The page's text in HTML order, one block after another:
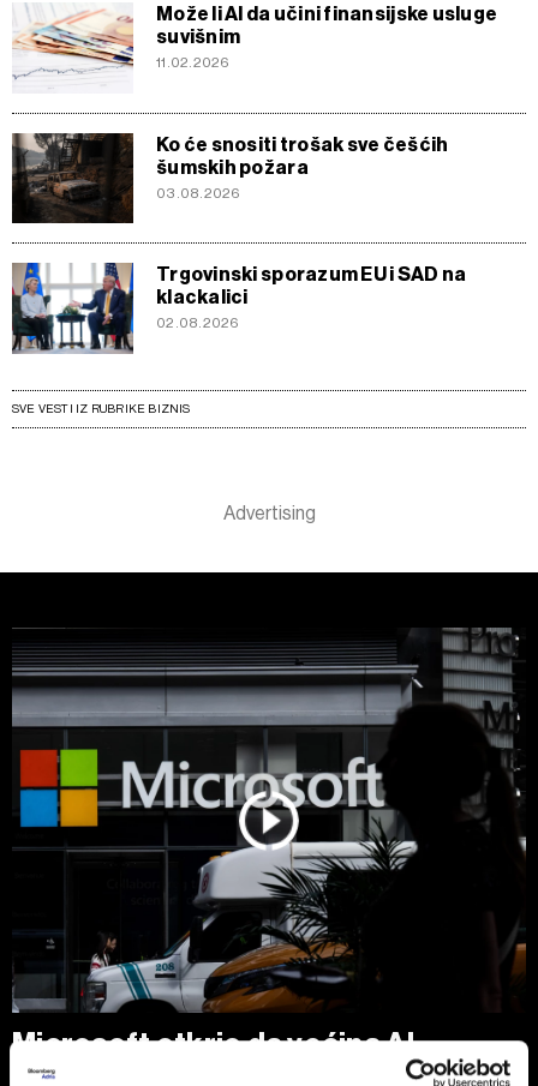
Može li AI da učini finansijske usluge
suvišnim
11.02.2026
Ko će snositi trošak sve češćih
šumskih požara
03.08.2026
Trgovinski sporazum EU i SAD na
klackalici
02.08.2026
SVE VESTI IZ RUBRIKE BIZNIS
Microsoft otkrio da većina AI
prihoda dolazi od OpenAI-ja